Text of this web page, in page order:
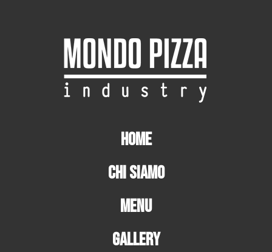
Home
Chi Siamo
Menu
Gallery